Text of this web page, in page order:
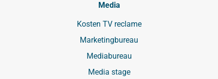
Media
Kosten TV reclame
Marketingbureau
Mediabureau
Media stage